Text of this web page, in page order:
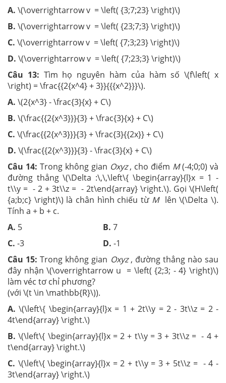
A. \(\overrightarrow v = \left( {3;7;23} \right)\)
B. \(\overrightarrow v = \left( {23;7;3} \right)\)
C. \(\overrightarrow v = \left( {7;3;23} \right)\)
D. \(\overrightarrow v = \left( {7;23;3} \right)\)
Câu 13: Tìm họ nguyên hàm của hàm số \(f\left( x
\right) = \frac{{2{x^4} + 3}}{{{x^2}}}\).
A. \(2{x^3} - \frac{3}{x} + C\)
B. \(\frac{{2{x^3}}}{3} + \frac{3}{x} + C\)
C. \(\frac{{2{x^3}}}{3} + \frac{3}{{2x}} + C\)
D. \(\frac{{2{x^3}}}{3} - \frac{3}{x} + C\)
Câu 14: Trong không gian Oxyz, cho điểm M(-4;0;0) và
đường thẳng \(\Delta :\,\,\left\{ \begin{array}{l}x = 1 -
t\\y = - 2 + 3t\\z = - 2t\end{array} \right.\). Gọi \(H\left(
{a;b;c} \right)\) là chân hình chiếu từ M lên \(\Delta \).
Tính a + b + c.
A. 5 B. 7
C. -3 D. -1
Câu 15:Trong không gian Oxyz, đường thẳng nào sau
đây nhận \(\overrightarrow u = \left( {2;3; - 4} \right)\)
làm véc tơ chỉ phương?
(với \(t \in \mathbb{R}\)).
A. \(\left\{ \begin{array}{l}x = 1 + 2t\\y = 2 - 3t\\z = 2 -
4t\end{array} \right.\)
B.\(\left\{ \begin{array}{l}x = 2 + t\\y = 3 + 3t\\z = - 4 +
t\end{array} \right.\)
C. \(\left\{ \begin{array}{l}x = 2 + t\\y = 3 + 5t\\z = - 4 -
3t\end{array} \right.\)